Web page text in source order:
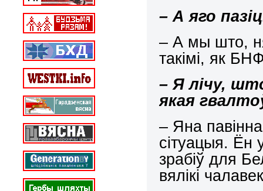
– А яго
– А мы што,
такімі, як
– Я лічу,
якая
– Яна
сітуацыя. Ён
зрабіў для
вялікі